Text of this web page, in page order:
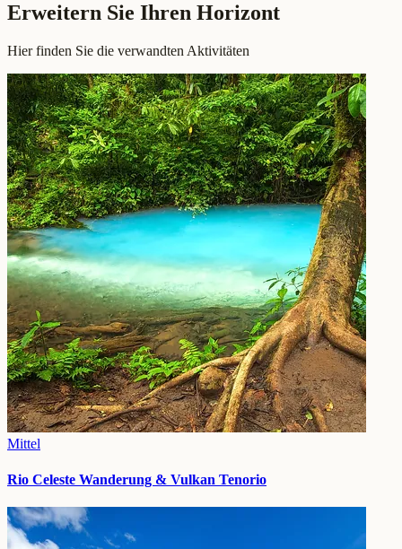
Erweitern Sie Ihren Horizont
Hier finden Sie die verwandten Aktivitäten
Mittel
Rio Celeste Wanderung & Vulkan Tenorio